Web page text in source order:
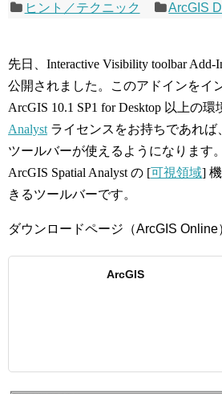
ヒント／テクニック
ArcGIS
先日、Interactive Visibility toolbar
公開されました。このアドインをイ
ArcGIS 10.1 SP1 for Desktop 以上の環
Analyst ライセンスをお持ちであれば
ツールバーが使えるようになります
ArcGIS Spatial Analyst の [可視領域]
きるツールバーです。
ダウンロードページ（ArcGIS Online
ArcGIS